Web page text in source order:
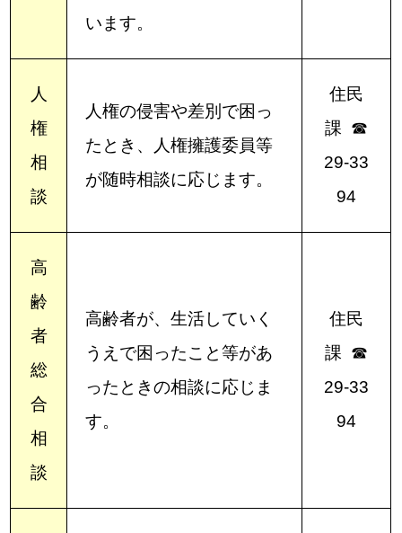
います。
人
権
相
談
人権の侵害や差別で困っ
たとき、人権擁護委員等
が随時相談に応じます。
住民
課 ☎
29-33
94
高
齢
者
総
合
相
談
高齢者が、生活していく
うえで困ったこと等があ
ったときの相談に応じま
す。
住民
課 ☎
29-33
94